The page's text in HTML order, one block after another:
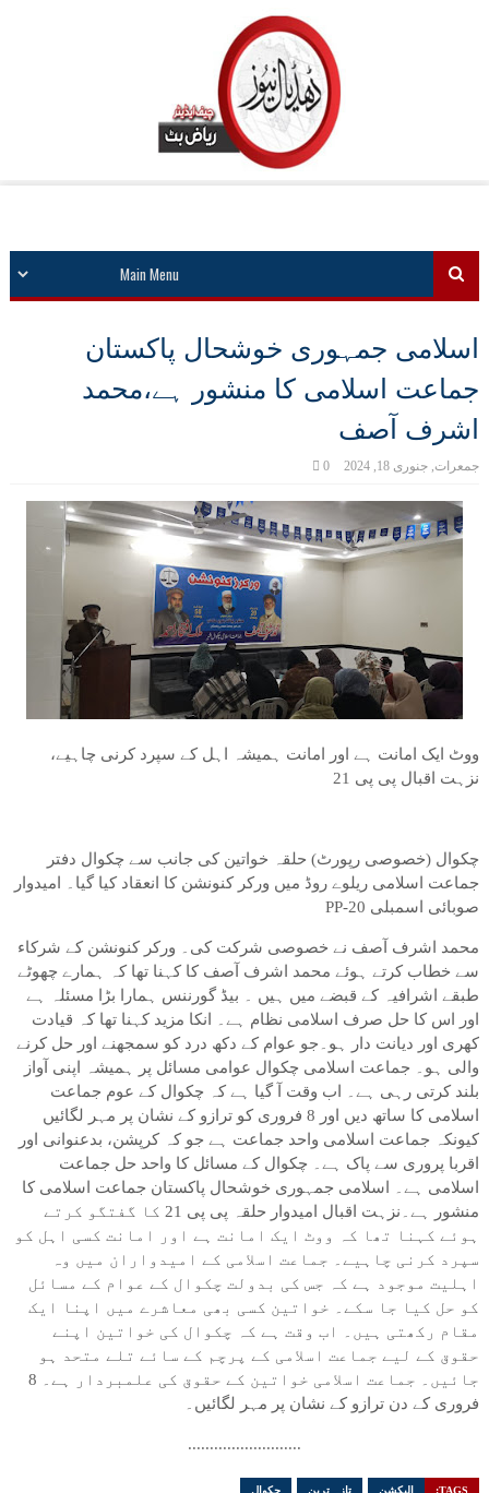
اسلامی جمہوری خوشحال پاکستان
جماعت اسلامی کا منشور ہے،محمد
اشرف آصف
جمعرات, جنوری 18, 2024 0
ووٹ ایک امانت ہے اور امانت ہمیشہ اہل کے سپرد کرنی چاہیے،
نزہت اقبال پی پی 21
چکوال (خصوصی رپورٹ) حلقہ خواتین کی جانب سے چکوال دفتر
جماعت اسلامی ریلوے روڈ میں ورکر کنونشن کا انعقاد کیا گیا۔ امیدوار
صوبائی اسمبلی PP-20
محمد اشرف آصف نے خصوصی شرکت کی۔ ورکر کنونشن کے شرکاء
سے خطاب کرتے ہوئے محمد اشرف آصف کا کہنا تھا کہ ہمارے چھوٹے
طبقے اشرافیہ کے قبضے میں ہیں ۔ بیڈ گورننس ہمارا بڑا مسئلہ ہے
اور اس کا حل صرف اسلامی نظام ہے۔ انکا مزید کہنا تھا کہ قیادت
کھری اور دیانت دار ہو۔جو عوام کے دکھ درد کو سمجھنے اور حل کرنے
والی ہو۔ جماعت اسلامی چکوال عوامی مسائل پر ہمیشہ اپنی آواز
بلند کرتی رہی ہے۔ اب وقت آ گیا ہے کہ چکوال کے عوم جماعت
اسلامی کا ساتھ دیں اور 8 فروری کو ترازو کے نشان پر مہر لگائیں
کیونکہ جماعت اسلامی واحد جماعت ہے جو کہ کرپشن، بدعنوانی اور
اقربا پروری سے پاک ہے۔ چکوال کے مسائل کا واحد حل جماعت
اسلامی ہے۔ اسلامی جمہوری خوشحال پاکستان جماعت اسلامی کا
منشور ہے۔نزہت اقبال امیدوار حلقہ پی پی 21 کا گفتگو کرتے
ہوئے کہنا تھا کہ ووٹ ایک امانت ہے اور امانت کسی اہل کو
سپرد کرنی چاہیے۔ جماعت اسلامی کے امیدواران میں وہ
اہلیت موجود ہے کہ جس کی بدولت چکوال کے عوام کے مسائل
کو حل کیا جا سکے۔ خواتین کسی بھی معاشرے میں اپنا ایک
مقام رکھتی ہیں۔ اب وقت ہے کہ چکوال کی خواتین اپنے
حقوق کے لیے جماعت اسلامی کے پرچم کے سائے تلے متحد ہو
جائیں۔ جماعت اسلامی خواتین کے حقوق کی علمبردار ہے۔ 8
فروری کے دن ترازو کے نشان پر مہر لگائیں۔
..........................
TAGS: الیکشن تازہ ترین چکوال